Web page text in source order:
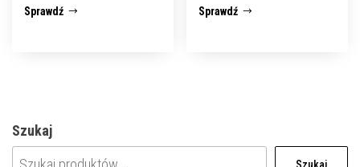
Sprawdź Sprawdź
Szukaj
Szukaj